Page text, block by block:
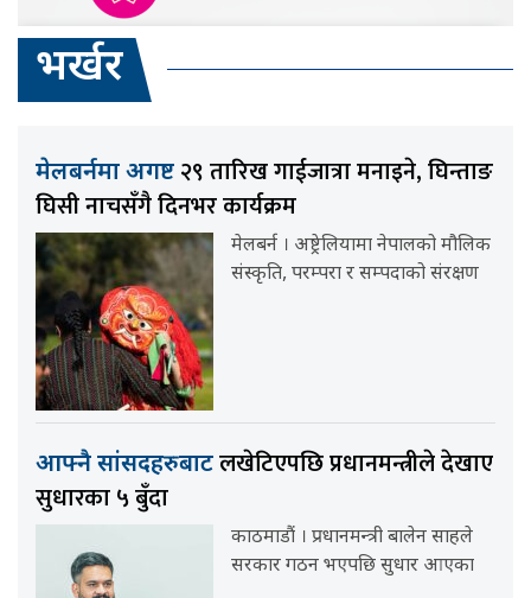
भर्खर
मेलबर्नमा अगष्ट २९ तारिख गाईजात्रा मनाइने, घिन्ताङ
घिसी नाचसँगै दिनभर कार्यक्रम
मेलबर्न । अष्ट्रेलियामा नेपालको मौलिक
संस्कृति, परम्परा र सम्पदाको संरक्षण
आफ्नै सांसदहरुबाटलखेटिएपछि प्रधानमन्त्रीले देखाए
सुधारका ५ बुँदा
काठमाडौं । प्रधानमन्त्री बालेन साहले
सरकार गठन भएपछि सुधार आएका